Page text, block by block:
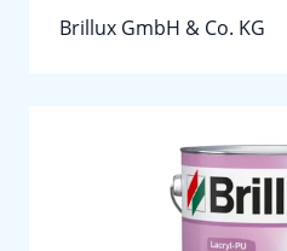
Brillux GmbH & Co. KG